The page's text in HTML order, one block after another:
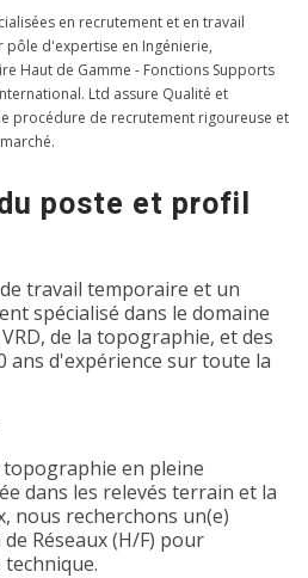
en recrutement et en travail
d'expertise en Ingénierie,
Haut de Gamme - Fonctions Supports
Ltd assure Qualité et
procédure de recrutement rigoureuse et
poste et profil
travail temporaire et un
spécialisé dans le domaine
de la topographie, et des
ans d'expérience sur toute la
topographie en pleine
dans les relevés terrain et la
nous recherchons un(e)
Réseaux (H/F) pour